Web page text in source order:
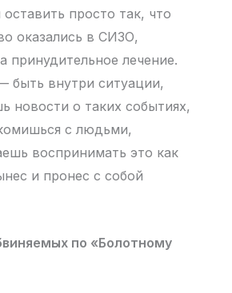
просто так, что
оказались в СИЗО,
лечение.
быть внутри ситуации,
новости о таких событиях,
с людьми,
воспринимать это как
и пронес с собой
по «Болотному